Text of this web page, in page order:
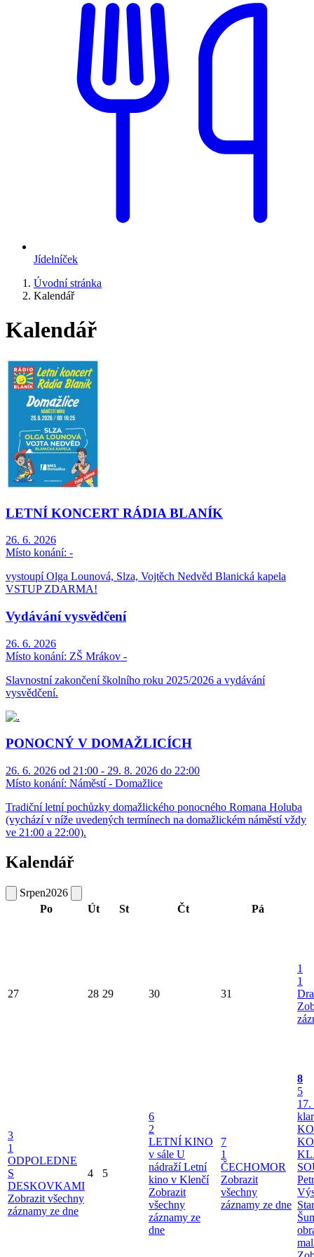
Jídelníček
Úvodní stránka
Kalendář
Kalendář
LETNÍ KONCERT RÁDIA BLANÍK
26. 6. 2026
Místo konání: -
vystoupí Olga Lounová, Slza, Vojtěch Nedvěd Blanická kapela
VSTUP ZDARMA!
Vydávání vysvědčení
26. 6. 2026
Místo konání: ZŠ Mrákov -
Slavnostní zakončení školního roku 2025/2026 a vydávání
vysvědčení.
PONOCNÝ V DOMAŽLICÍCH
26. 6. 2026 od 21:00 - 29. 8. 2026 do 22:00
Místo konání: Náměstí - Domažlice
Tradiční letní pochůzky domažlického ponocného Romana Holuba
(vychází v níže uvedených termínech na domažlickém náměstí vždy
ve 21:00 a 22:00).
Kalendář
Srpen2026
Po
Út St Čt Pá
27 28 29 30 31
1
1
3
1
ODPOLEDNE
S
DESKOVKAMI
Zobrazit všechny
záznamy ze dne
4 5
6
2
LETNÍ KINO
v sále U
nádražíLetní
kino v Klenčí
Zobrazit
všechny
záznamy ze
dne
7
1
ČECHOMOR
Zobrazit
všechny
záznamy ze dne
8
5